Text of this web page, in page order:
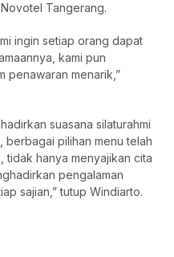
Tangerang.
ingin setiap orang dapat
kami pun
penawaran menarik,”
suasana silaturahmi
berbagai pilihan menu telah
tidak hanya menyajikan cita
pengalaman
sajian,” tutup Windiarto.